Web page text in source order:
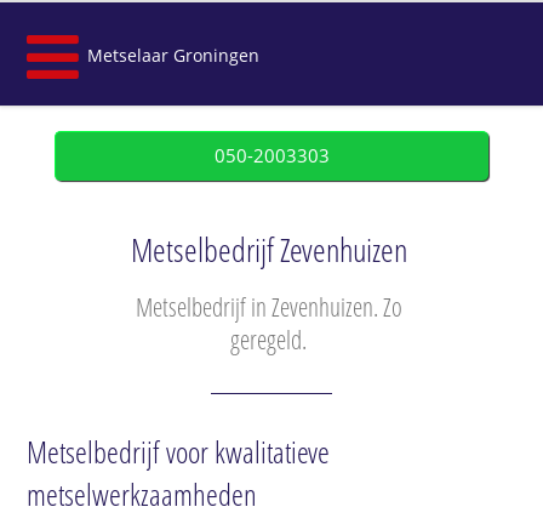
Metselaar Groningen
050-2003303
Metselbedrijf Zevenhuizen
Metselbedrijf in Zevenhuizen. Zo
geregeld.
Metselbedrijf voor kwalitatieve
metselwerkzaamheden